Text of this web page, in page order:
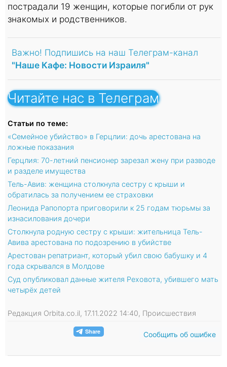
пострадали 19 женщин, которые погибли от рук
знакомых и родственников.
Важно! Подпишись на наш Телеграм-канал
"Наше Кафе: Новости Израиля"
Читайте нас в Телеграм
Статьи по теме:
«Семейное убийство» в Герцлии: дочь арестована на
ложные показания
Герцлия: 70-летний пенсионер зарезал жену при разводе
и разделе имущества
Тель-Авив: женщина столкнула сестру с крыши и
обратилась за получением ее страховки
Леонида Рапопорта приговорили к 25 годам тюрьмы за
изнасилования дочери
Столкнула родную сестру с крыши: жительница Тель-
Авива арестована по подозрению в убийстве
Арестован репатриант, который убил свою бабушку и 4
года скрывался в Молдове
Суд опубликовал данные жителя Реховота, убившего мать
четырёх детей
Редакция Orbita.co.il, 17.11.2022 14:40, Происшествия
Сообщить об ошибке